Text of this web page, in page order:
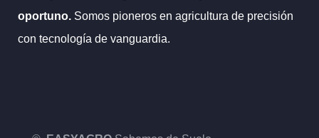
oportuno. Somos pioneros en agricultura de precisión
con tecnología de vanguardia.